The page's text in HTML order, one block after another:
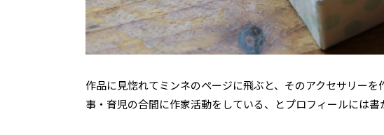
作品に見惚れてミンネのページに飛ぶと、そのアクセサリー
事・育児の合間に作家活動をしている、とプロフィールには書